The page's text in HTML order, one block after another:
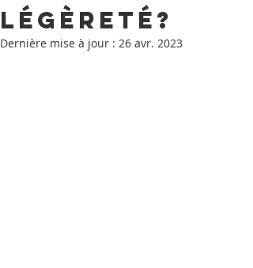
légèreté?
Dernière mise à jour : 26 avr. 2023